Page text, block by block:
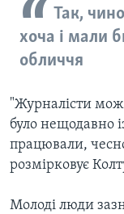
Так,
хоча і мали
обличчя
"Журналісти
було нещодавно
працювали,
розмірковує
Молоді люди